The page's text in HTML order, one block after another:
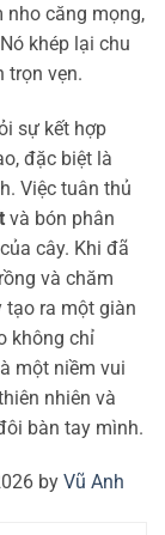
nho căng mọng,
khép lại chu
trọn vẹn.
sự kết hợp
đặc biệt là
Việc tuân thủ
và bón phân
cây. Khi đã
và chăm
tạo ra một giàn
không chỉ
một niềm vui
nhiên và
bàn tay mình.
by Vũ Anh